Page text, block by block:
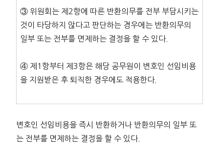
③ 위원회는 제2항에 따른 반환의무를 전부 부담시키는
것이 타당하지 않다고 판단하는 경우에는 반환의무의
일부 또는 전부를 면제하는 결정을 할 수 있다.
④ 제1항부터 제3항은 해당 공무원이 변호인 선임비용
을 지원받은 후 퇴직한 경우에도 적용한다.
변호인 선임비용을 즉시 반환하거나 반환의무의 일부 또
는 전부를 면제하는 결정을 할 수 있다.